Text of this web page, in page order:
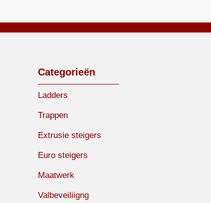
Categorieën
Ladders
Trappen
Extrusie steigers
Euro steigers
Maatwerk
Valbeveiliigng